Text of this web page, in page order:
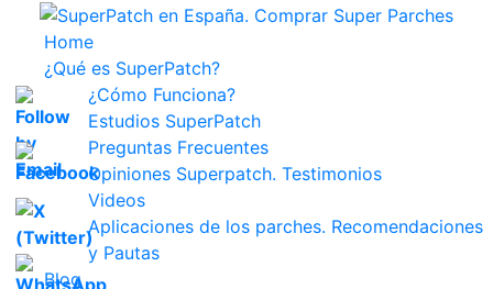
Home
¿Qué es SuperPatch?
¿Cómo Funciona?
Estudios SuperPatch
Preguntas Frecuentes
Opiniones Superpatch. Testimonios
Videos
Aplicaciones de los parches. Recomendaciones
y Pautas
Blog